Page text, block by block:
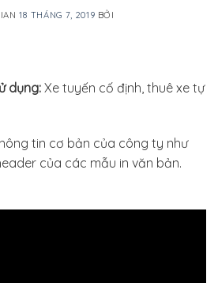
18 THÁNG 7, 2019 BỞI
dụng: Xe tuyến cố định, thuê xe tự
tin cơ bản của công ty như
của các mẫu in văn bản.